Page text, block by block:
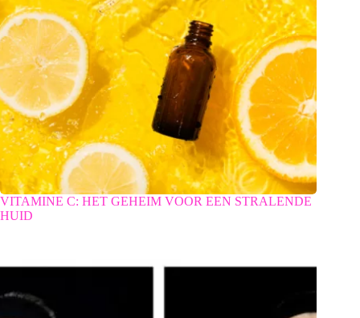
VITAMINE C: HET GEHEIM VOOR EEN STRALENDE
HUID